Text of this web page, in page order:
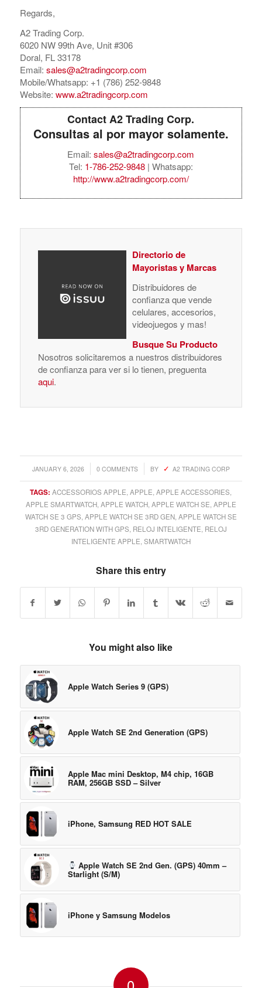
Regards,
A2 Trading Corp.
6020 NW 99th Ave, Unit #306
Doral, FL 33178
Email: sales@a2tradingcorp.com
Mobile/Whatsapp: +1 (786) 252-9848
Website: www.a2tradingcorp.com
Contact A2 Trading Corp.
Consultas al por mayor solamente.
Email:sales@a2tradingcorp.com
Tel: 1-786-252-9848| Whatsapp:
http://www.a2tradingcorp.com/
Directorio de
Mayoristas y Marcas
Distribuidores de
confianza que vende
celulares, accesorios,
videojuegos y mas!
Busque Su Producto
Nosotros solicitaremos a nuestros distribuidores
de confianza para ver si lo tienen, preguenta
aqui.
JANUARY 6, 2026
/ 0 COMMENTS
/ BY A2 TRADING CORP
TAGS: ACCESSORIOS APPLE ,APPLE ,APPLE ACCESSORIES
APPLE SMARTWATCH, APPLE WATCH, APPLE WATCH SE APPLE
WATCH SE 3 GPS APPLE WATCH SE 3RD GEN, APPLE WATCH SE
3RD GENERATION WITH GPS RELOJ INTELIGENTE RELOJ
INTELIGENTE APPLE SMARTWATCH
Share this entry
You might also like
Apple Watch Series 9 (GPS)
Apple Watch SE 2nd Generation (GPS)
Apple Mac mini Desktop, M4 chip, 16GB
RAM, 256GB SSD – Silver
iPhone, Samsung RED HOT SALE
Apple Watch SE 2nd Gen. (GPS) 40mm –
Starlight (S/M)
iPhone y Samsung Modelos